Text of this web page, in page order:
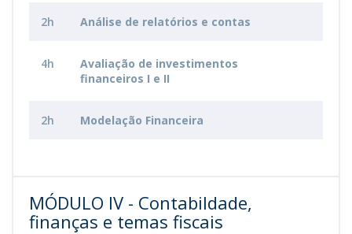
2h Análise de relatórios e contas
4h
Avaliação de investimentos
financeiros I e II
2h Modelação Financeira
MÓDULO IV - Contabildade,
finanças e temas fiscais